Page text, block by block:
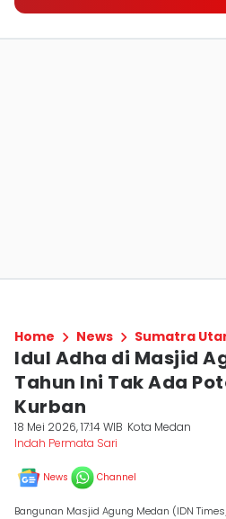
Home News Sumatra
Idul Adha di Masjid
Tahun Ini Tak Ada
Kurban
18 Mei 2026, 17:14 WIB Kota Medan
Indah Permata Sari
News Channel
Bangunan Masjid Agung Medan (IDN